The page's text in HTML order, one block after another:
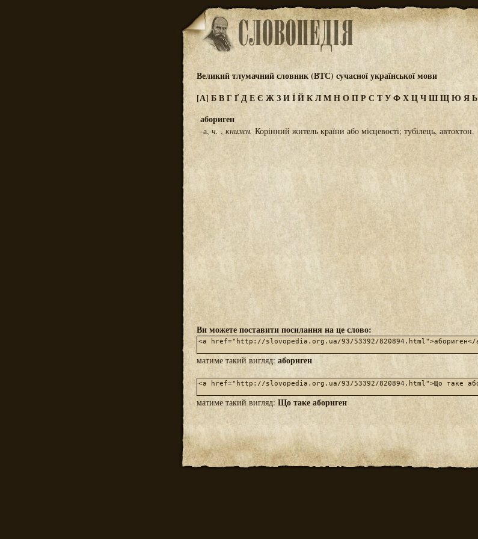
Великий тлумачний словник (ВТС) сучасної української мови
[А] БВГ ҐДЕЄ ЖЗИЇЙКЛМНОПРС ТУФХЦЧШЩЮ ЯЬ
абориген
-а,ч. , книжн. Корінний житель країни або місцевості; тубілець, автохтон.
Ви можете поставити посилання на це слово:
матиме такий вигляд: абориген
матиме такий вигляд:Що таке абориген